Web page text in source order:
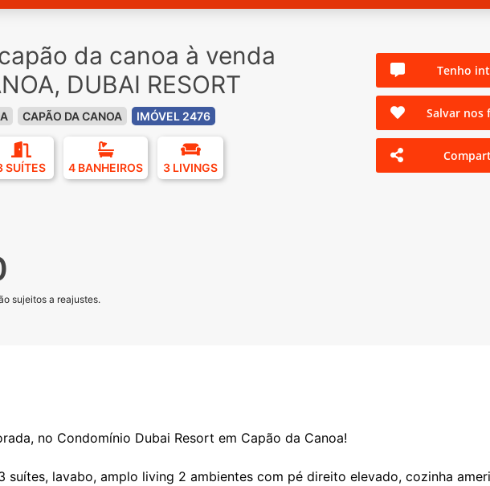
da canoa à venda
DUBAI RESORT
CAPÃO DA CANOA IMÓVEL 2476
SUÍTES 4 BANHEIROS 3 LIVINGS
sujeitos a reajustes.
Tenho
Salvar nos
no Condomínio Dubai Resort em Capão da Canoa!
suítes, lavabo, amplo living 2 ambientes com pé direito elevado, cozinha